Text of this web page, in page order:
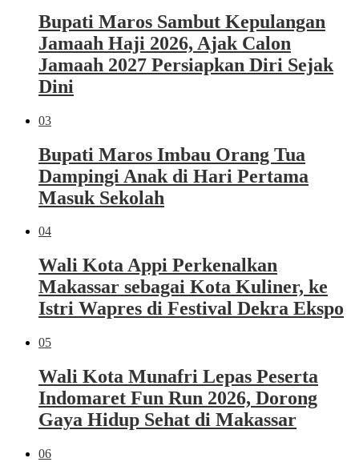
Bupati Maros Sambut Kepulangan
Jamaah Haji 2026, Ajak Calon
Jamaah 2027 Persiapkan Diri Sejak
Dini
03
Bupati Maros Imbau Orang Tua
Dampingi Anak di Hari Pertama
Masuk Sekolah
04
Wali Kota Appi Perkenalkan
Makassar sebagai Kota Kuliner, ke
Istri Wapres di Festival Dekra Ekspo
05
Wali Kota Munafri Lepas Peserta
Indomaret Fun Run 2026, Dorong
Gaya Hidup Sehat di Makassar
06